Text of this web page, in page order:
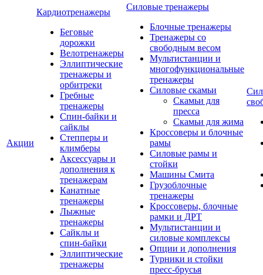
Акции
Кардиотренажеры
Беговые
дорожки
Велотренажеры
Эллиптические
тренажеры и
орбитреки
Гребные
тренажеры
Спин-байки и
сайклы
Степперы и
климберы
Аксессуары и
дополнения к
тренажерам
Канатные
тренажеры
Лыжные
тренажеры
Сайклы и
спин-байки
Эллиптические
тренажеры
Силовые тренажеры
Блочные тренажеры
Тренажеры со
свободным весом
Мультистанции и
многофункциональные
тренажеры
Силовые скамьи
Скамьи для
пресса
Скамьи для жима
Кроссоверы и блочные
рамы
Силовые рамы и
стойки
Машины Смита
Грузоблочные
тренажеры
Кроссоверы, блочные
рамки и ДРТ
Мультистанции и
силовые комплексы
Опции и дополнения
Турники и стойки
пресс-брусья